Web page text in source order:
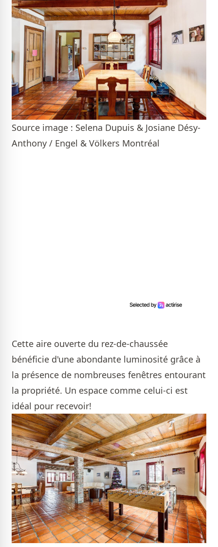
Source image : Selena Dupuis & Josiane Désy-
Anthony / Engel & Völkers Montréal
Cette aire ouverte du rez-de-chaussée
bénéficie d'une abondante luminosité grâce à
la présence de nombreuses fenêtres entourant
la propriété. Un espace comme celui-ci est
idéal pour recevoir!